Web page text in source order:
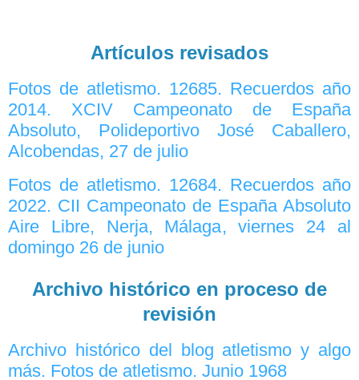
Artículos revisados
Fotos de atletismo. 12685. Recuerdos año
2014. XCIV Campeonato de España
Absoluto, Polideportivo José Caballero,
Alcobendas, 27 de julio
Fotos de atletismo. 12684. Recuerdos año
2022. CII Campeonato de España Absoluto
Aire Libre, Nerja, Málaga, viernes 24 al
domingo 26 de junio
Archivo histórico en proceso de
revisión
Archivo histórico del blog atletismo y algo
más. Fotos de atletismo. Junio 1968